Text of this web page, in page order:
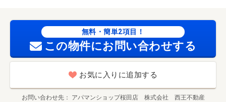
無料・簡単2項目！
この物件にお問い合わせする
お気に入りに追加する
お問い合わせ先 アパマンショップ桜田店 株式会社 西王不動産